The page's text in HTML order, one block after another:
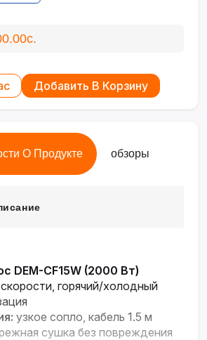
Добавить В Корзину
О Продукте обзоры
DEM-CF15W (2000 Вт)
горячий/холодный
узкое сопло, кабель 1.5 м
сушка без повреждения